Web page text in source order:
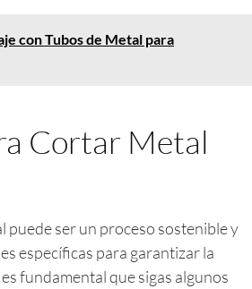
con Tubos de Metal para
Cortar Metal
puede ser un proceso sostenible y
específicas para garantizar la
fundamental que sigas algunos